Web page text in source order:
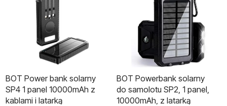
BOT Power bank solarny
SP4 1 panel 10000mAh z
kablami i latarką
BOT Powerbank solarny
do samolotu SP2, 1 panel,
10000mAh, z latarką